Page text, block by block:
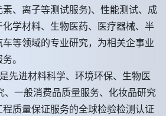
、离子等测试服务)、性能测试、成
学材料、生物医药、医疗器械、半
等领域的专业研究，为相关企事业
。
先进材料科学、环境环保、生物医
、一般消费品质量服务、化妆品研究
质量保证服务的全球检验检测认证